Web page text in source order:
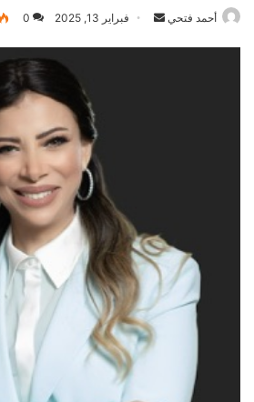
أحمد فتحي
أرسل فبراير 13, 2025 0